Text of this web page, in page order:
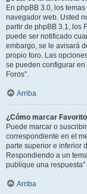
En phpBB 3.0, los
navegador web. Usted
partir de phpBB 3.1, los
puede ser notificado
embargo, se le avisará
propio foro. Las
se pueden configurar
Foros”.
Arriba
¿Cómo marcar
Puede marcar o
correspondiente en el
parte superior e inferior
Respondiendo a un
publique una
Arriba